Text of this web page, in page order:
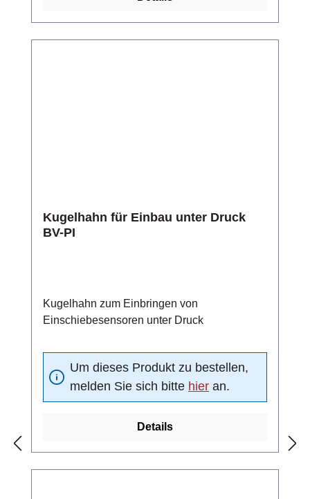
Kugelhahn für Einbau unter Druck
BV-PI
Kugelhahn zum Einbringen von
Einschiebesensoren unter Druck
Um dieses Produkt zu bestellen,
melden Sie sich bitte hier an.
Details